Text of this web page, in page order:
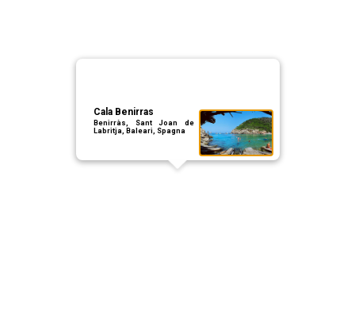
Cala Benirras
Benirràs, Sant Joan de
Labritja, Baleari, Spagna